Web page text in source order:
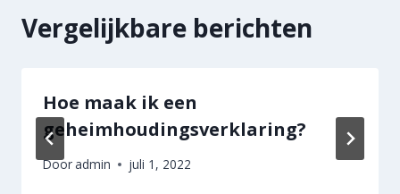
Vergelijkbare berichten
Hoe maak ik een
geheimhoudingsverklaring?
Dooradmin juli 1, 2022